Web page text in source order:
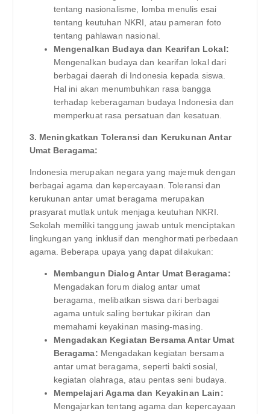
tentang nasionalisme, lomba menulis esai
tentang keutuhan NKRI, atau pameran foto
tentang pahlawan nasional.
Mengenalkan Budaya dan Kearifan Lokal:
Mengenalkan budaya dan kearifan lokal dari
berbagai daerah di Indonesia kepada siswa.
Hal ini akan menumbuhkan rasa bangga
terhadap keberagaman budaya Indonesia dan
memperkuat rasa persatuan dan kesatuan.
3. Meningkatkan Toleransi dan Kerukunan Antar
Umat Beragama:
Indonesia merupakan negara yang majemuk dengan
berbagai agama dan kepercayaan. Toleransi dan
kerukunan antar umat beragama merupakan
prasyarat mutlak untuk menjaga keutuhan NKRI.
Sekolah memiliki tanggung jawab untuk menciptakan
lingkungan yang inklusif dan menghormati perbedaan
agama. Beberapa upaya yang dapat dilakukan:
Membangun Dialog Antar Umat Beragama:
Mengadakan forum dialog antar umat
beragama, melibatkan siswa dari berbagai
agama untuk saling bertukar pikiran dan
memahami keyakinan masing-masing.
Mengadakan Kegiatan Bersama Antar Umat
Beragama: Mengadakan kegiatan bersama
antar umat beragama, seperti bakti sosial,
kegiatan olahraga, atau pentas seni budaya.
Mempelajari Agama dan Keyakinan Lain:
Mengajarkan tentang agama dan kepercayaan